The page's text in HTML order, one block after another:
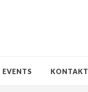
EVENTS KONTAKT